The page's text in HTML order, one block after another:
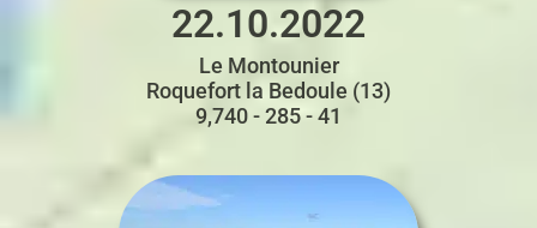
22.10.2022
Le Montounier
Roquefort la Bedoule (13)
9,740 - 285 - 41